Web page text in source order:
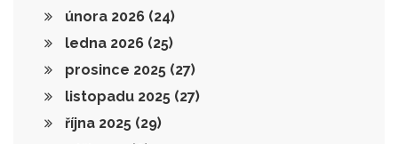
února 2026 (24)
ledna 2026 (25)
prosince 2025 (27)
listopadu 2025 (27)
října 2025 (29)